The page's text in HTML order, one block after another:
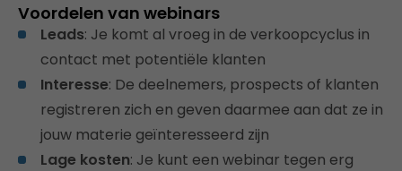
Voordelen van webinars
Leads: Je komt al vroeg in de verkoopcyclus in
contact met potentiële klanten
Interesse: De deelnemers, prospects of klanten
registreren zich en geven daarmee aan dat ze in
jouw materie geïnteresseerd zijn
Lage kosten: Je kunt een webinar tegen erg